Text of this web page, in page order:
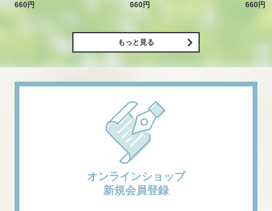
660円
660円
660円
もっと見る
オンラインショップ
新規会員登録